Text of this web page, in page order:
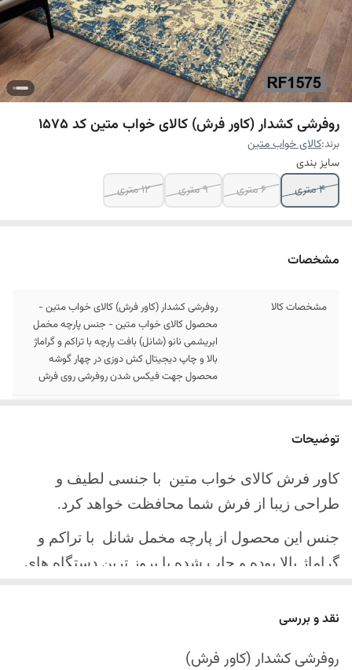
روفرشی کشدار (کاور فرش) کالای خواب متین کد 1575
برند:کالای خواب متین
سایز بندی
4 متری
6 متری 9 متری 12 متری
مشخصات
مشخصات کالا
روفرشی کشدار (کاور فرش) کالای خواب متین -
محصول کالای خواب متین - جنس پارچه مخمل
ابریشمی نانو (شانل) بافت پارچه با تراکم و گراماژ
بالا و چاپ دیجیتال کش دوزی در چهار گوشه
محصول جهت فیکس شدن روفرشی روی فرش
ارسال کالا
آینده
توضیحات
کاور فرش کالای خواب متین با جنسی لطیف و
طراحی زیبا از فرش شما محافظت خواهد کرد.
جنس این محصول از پارچه مخمل شانل با تراکم و
گراماژ بالا بوده و چاپ شده با بروز ترین دستگاه های
چهار گوشه این محصول با کش باکیفیت دوخته‌شده
نقد و بررسی
روفرشی کشدار (کاور فرش)